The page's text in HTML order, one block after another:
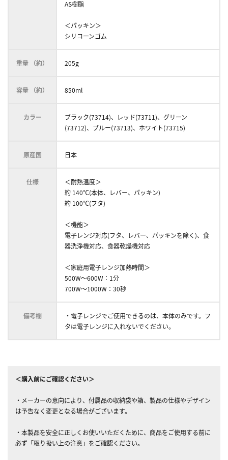
AS樹脂
＜パッキン＞
シリコーンゴム
重量 （約） 205g
容量 （約） 850ml
カラー
ブラック(73714)、レッド(73711)、グリーン
(73712)、ブルー(73713)、ホワイト(73715)
原産国 日本
仕様
＜耐熱温度＞
約 140℃(本体、レバー、パッキン)
約 100℃(フタ)
＜機能＞
電子レンジ対応(フタ、レバー、パッキンを除く)、食
器洗浄機対応、食器乾燥機対応
＜家庭用電子レンジ加熱時間＞
500W～600W：1分
700W～1000W：30秒
備考欄
・電子レンジでご使用できるのは、本体のみです。フ
タは電子レンジに入れないでください。
＜購入前にご確認ください＞
・メーカーの意向により、付属品の収納袋や箱、製品の仕様やデザイン
は予告なく変更となる場合がございます。
・本製品を安全に正しくお使いいただくために、商品をご使用する前に
必ず「取り扱い上の注意」をご確認ください。